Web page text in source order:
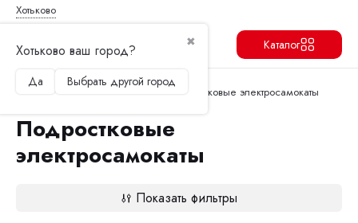
Хотьково
✖
Хотьково ваш город?
Да Выбрать другой город
Каталог
Главная Электросамокаты Подростковые электросамокаты
Подростковые
электросамокаты
Показать фильтры
Продолжить Перейти в корзину